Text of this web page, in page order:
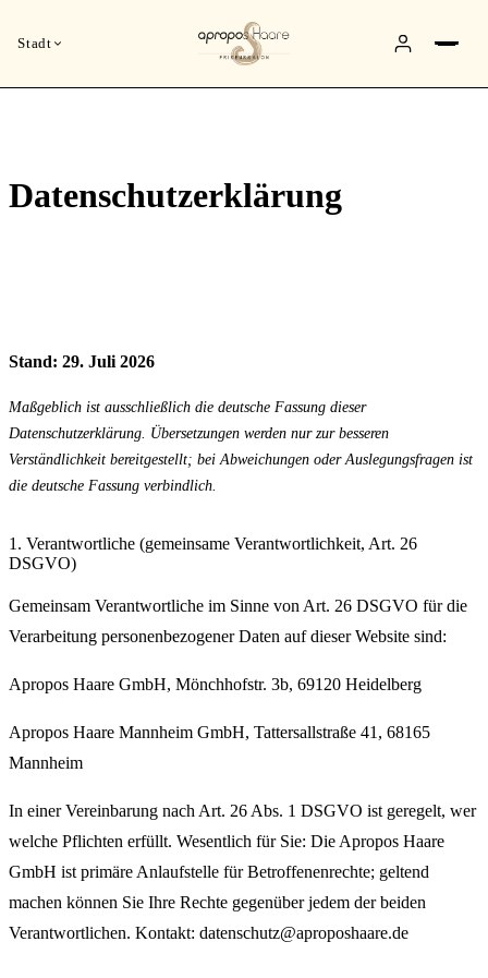
Stadt
Datenschutzerklärung
Stand: 29. Juli 2026
Maßgeblich ist ausschließlich die deutsche Fassung dieser
Datenschutzerklärung. Übersetzungen werden nur zur besseren
Verständlichkeit bereitgestellt; bei Abweichungen oder Auslegungsfragen ist
die deutsche Fassung verbindlich.
1. Verantwortliche (gemeinsame Verantwortlichkeit, Art. 26
DSGVO)
Gemeinsam Verantwortliche im Sinne von Art. 26 DSGVO für die
Verarbeitung personenbezogener Daten auf dieser Website sind:
Apropos Haare GmbH, Mönchhofstr. 3b, 69120 Heidelberg
Apropos Haare Mannheim GmbH, Tattersallstraße 41, 68165
Mannheim
In einer Vereinbarung nach Art. 26 Abs. 1 DSGVO ist geregelt, wer
welche Pflichten erfüllt. Wesentlich für Sie: Die Apropos Haare
GmbH ist primäre Anlaufstelle für Betroffenenrechte; geltend
machen können Sie Ihre Rechte gegenüber jedem der beiden
Verantwortlichen. Kontakt: datenschutz@aproposhaare.de